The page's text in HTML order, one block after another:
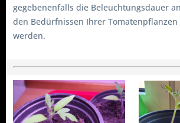
gegebenenfalls die Beleuchtungsdauer
den Bedürfnissen Ihrer Tomatenpflanzen
werden.